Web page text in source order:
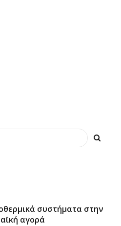
συστήματα στην
αγορά